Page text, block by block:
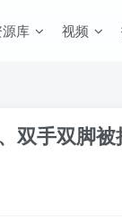
源库 视频
双手双脚